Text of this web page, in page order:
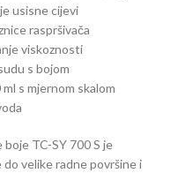
usisne cijevi
raspršivača
viskoznosti
s bojom
s mjernom skalom
TC-SY 700 S je
velike radne površine i